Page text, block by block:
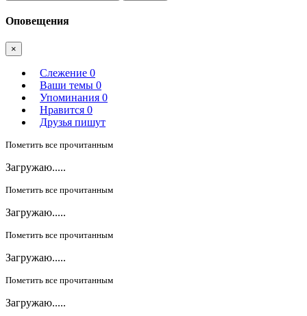
Оповещения
×
Слежение 0
Ваши темы 0
Упоминания 0
Нравится 0
Друзья пишут
Пометить все прочитанным
Загружаю.....
Пометить все прочитанным
Загружаю.....
Пометить все прочитанным
Загружаю.....
Пометить все прочитанным
Загружаю.....